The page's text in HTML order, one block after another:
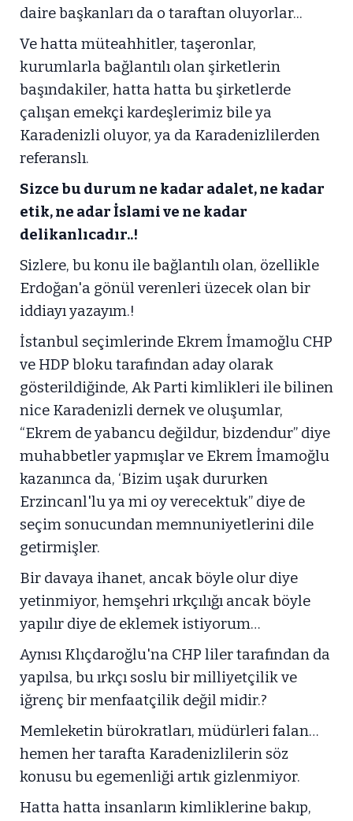
daire başkanları da o taraftan oluyorlar...
Ve hatta müteahhitler, taşeronlar,
kurumlarla bağlantılı olan şirketlerin
başındakiler, hatta hatta bu şirketlerde
çalışan emekçi kardeşlerimiz bile ya
Karadenizli oluyor, ya da Karadenizlilerden
referanslı.
Sizce bu durum ne kadar adalet, ne kadar
etik, ne adar İslami ve ne kadar
delikanlıcadır..!
Sizlere, bu konu ile bağlantılı olan, özellikle
Erdoğan'a gönül verenleri üzecek olan bir
iddiayı yazayım.!
İstanbul seçimlerinde Ekrem İmamoğlu CHP
ve HDP bloku tarafından aday olarak
gösterildiğinde, Ak Parti kimlikleri ile bilinen
nice Karadenizli dernek ve oluşumlar,
“Ekrem de yabancu değildur, bizdendur” diye
muhabbetler yapmışlar ve Ekrem İmamoğlu
kazanınca da, ‘Bizim uşak dururken
Erzincanl'lu ya mi oy verecektuk” diye de
seçim sonucundan memnuniyetlerini dile
getirmişler.
Bir davaya ihanet, ancak böyle olur diye
yetinmiyor, hemşehri ırkçılığı ancak böyle
yapılır diye de eklemek istiyorum…
Aynısı Klıçdaroğlu'na CHP liler tarafından da
yapılsa, bu ırkçı soslu bir milliyetçilik ve
iğrenç bir menfaatçilik değil midir.?
Memleketin bürokratları, müdürleri falan…
hemen her tarafta Karadenizlilerin söz
konusu bu egemenliği artık gizlenmiyor.
Hatta hatta insanların kimliklerine bakıp,